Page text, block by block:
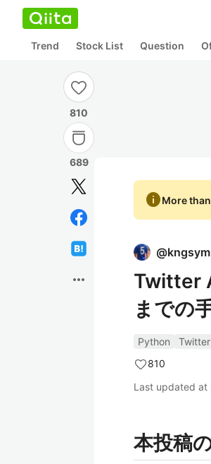
Trend Stock List Question
810
689
more_horiz
infoMore
@
Twitter
までの
Python Twitter
810
Last updated at
本投稿